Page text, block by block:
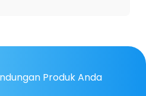
Produk Anda